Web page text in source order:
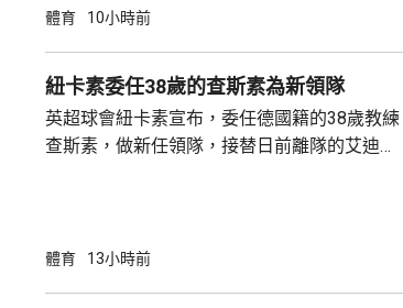
長達7小時，恩芬天奴發言時承認錯誤及道
員，會後聲明重申全力支持恩芬天奴，但承認
出售賽事股權的計劃是犯下錯誤，相關程序本
應以不同的方式處理，強調無意將國際足協
體育 10小時前
紐卡素委任38歲的查斯素為新領隊
英超球會紐卡素宣布，委任德國籍的38歲教練
查斯素，做新任領隊，接替日前離隊的艾迪賀
帶領沙特球會吉達艾阿里。他將是英超歷來第
體育 13小時前